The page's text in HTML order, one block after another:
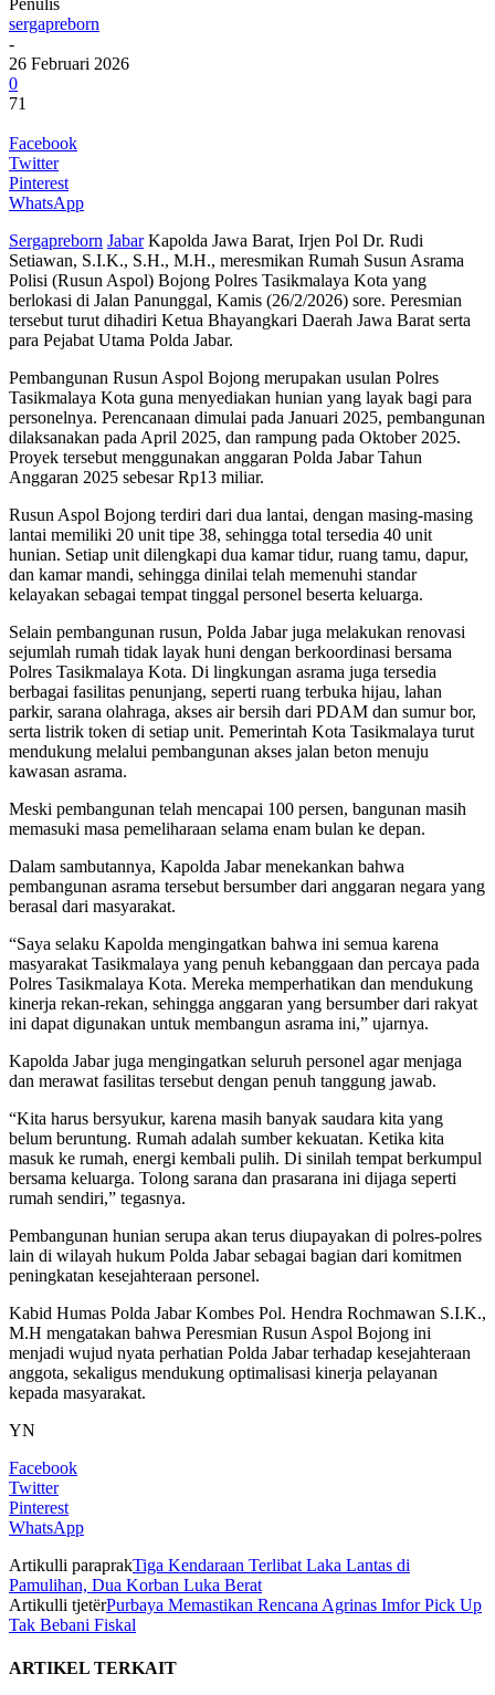
sergapreborn
-
26 Februari 2026
0
71
Facebook
Twitter
Pinterest
WhatsApp
Sergapreborn JabarKapolda Jawa Barat, Irjen Pol Dr. Rudi
Setiawan, S.I.K., S.H., M.H., meresmikan Rumah Susun Asrama
Polisi (Rusun Aspol) Bojong Polres Tasikmalaya Kota yang
berlokasi di Jalan Panunggal, Kamis (26/2/2026) sore. Peresmian
tersebut turut dihadiri Ketua Bhayangkari Daerah Jawa Barat serta
para Pejabat Utama Polda Jabar.
Pembangunan Rusun Aspol Bojong merupakan usulan Polres
Tasikmalaya Kota guna menyediakan hunian yang layak bagi para
personelnya. Perencanaan dimulai pada Januari 2025, pembangunan
dilaksanakan pada April 2025, dan rampung pada Oktober 2025.
Proyek tersebut menggunakan anggaran Polda Jabar Tahun
Anggaran 2025 sebesar Rp13 miliar.
Rusun Aspol Bojong terdiri dari dua lantai, dengan masing-masing
lantai memiliki 20 unit tipe 38, sehingga total tersedia 40 unit
hunian. Setiap unit dilengkapi dua kamar tidur, ruang tamu, dapur,
dan kamar mandi, sehingga dinilai telah memenuhi standar
kelayakan sebagai tempat tinggal personel beserta keluarga.
Selain pembangunan rusun, Polda Jabar juga melakukan renovasi
sejumlah rumah tidak layak huni dengan berkoordinasi bersama
Polres Tasikmalaya Kota. Di lingkungan asrama juga tersedia
berbagai fasilitas penunjang, seperti ruang terbuka hijau, lahan
parkir, sarana olahraga, akses air bersih dari PDAM dan sumur bor,
serta listrik token di setiap unit. Pemerintah Kota Tasikmalaya turut
mendukung melalui pembangunan akses jalan beton menuju
kawasan asrama.
Meski pembangunan telah mencapai 100 persen, bangunan masih
memasuki masa pemeliharaan selama enam bulan ke depan.
Dalam sambutannya, Kapolda Jabar menekankan bahwa
pembangunan asrama tersebut bersumber dari anggaran negara yang
berasal dari masyarakat.
“Saya selaku Kapolda mengingatkan bahwa ini semua karena
masyarakat Tasikmalaya yang penuh kebanggaan dan percaya pada
Polres Tasikmalaya Kota. Mereka memperhatikan dan mendukung
kinerja rekan-rekan, sehingga anggaran yang bersumber dari rakyat
ini dapat digunakan untuk membangun asrama ini,” ujarnya.
Kapolda Jabar juga mengingatkan seluruh personel agar menjaga
dan merawat fasilitas tersebut dengan penuh tanggung jawab.
“Kita harus bersyukur, karena masih banyak saudara kita yang
belum beruntung. Rumah adalah sumber kekuatan. Ketika kita
masuk ke rumah, energi kembali pulih. Di sinilah tempat berkumpul
bersama keluarga. Tolong sarana dan prasarana ini dijaga seperti
rumah sendiri,” tegasnya.
Pembangunan hunian serupa akan terus diupayakan di polres-polres
lain di wilayah hukum Polda Jabar sebagai bagian dari komitmen
peningkatan kesejahteraan personel.
Kabid Humas Polda Jabar Kombes Pol. Hendra Rochmawan S.I.K.,
M.H mengatakan bahwa Peresmian Rusun Aspol Bojong ini
menjadi wujud nyata perhatian Polda Jabar terhadap kesejahteraan
anggota, sekaligus mendukung optimalisasi kinerja pelayanan
kepada masyarakat.
YN
Facebook
Twitter
Pinterest
WhatsApp
Artikulli paraprakTiga Kendaraan Terlibat Laka Lantas di
Pamulihan, Dua Korban Luka Berat
Artikulli tjetërPurbaya Memastikan Rencana Agrinas Imfor Pick Up
Tak Bebani Fiskal
ARTIKEL TERKAIT